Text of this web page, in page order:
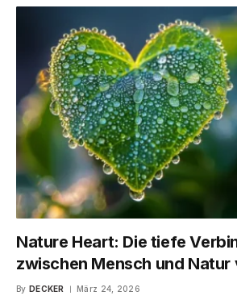
Nature Heart: Die tiefe
zwischen Mensch und Natur
By DECKER März 24, 2026